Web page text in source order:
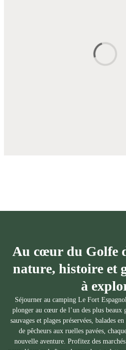
Au cœur du Golfe
nature, histoire et
à
Séjourner au camping Le Fort
plonger au cœur de l’un des plus
sauvages et plages préservées, balades
de pêcheurs aux ruelles pavées,
nouvelle aventure. Profitez des